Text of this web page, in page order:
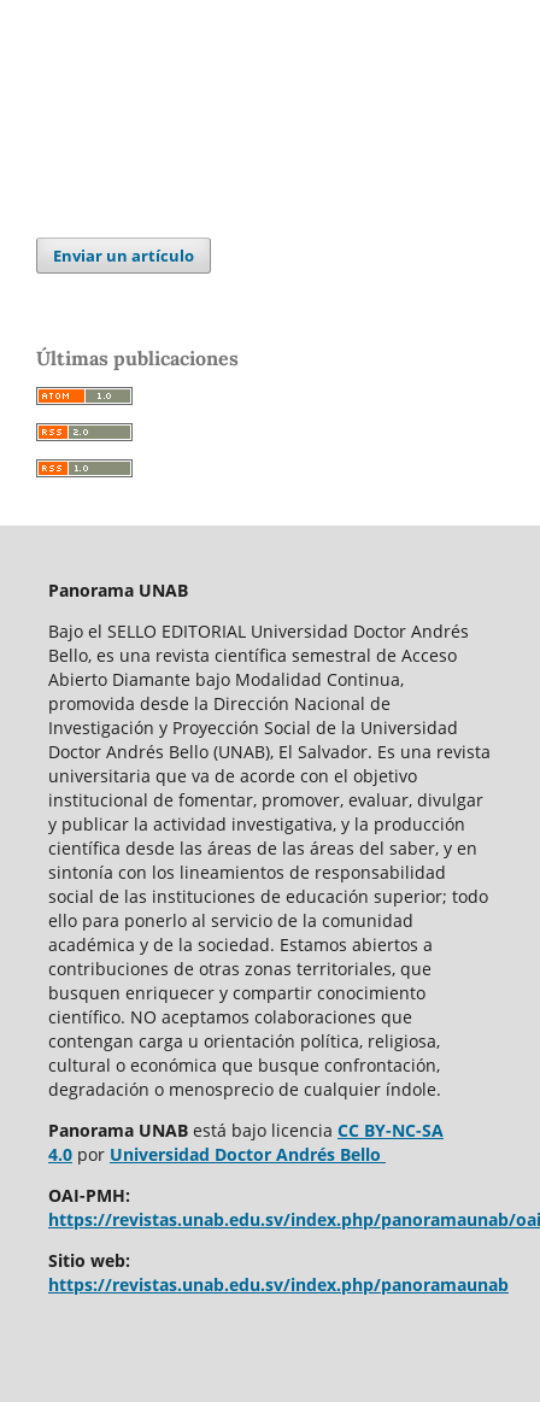
Enviar un artículo
Últimas publicaciones
Panorama UNAB
Bajo el SELLO EDITORIAL Universidad Doctor Andrés
Bello, es una revista científica semestral de Acceso
Abierto Diamante bajo Modalidad Continua,
promovida desde la Dirección Nacional de
Investigación y Proyección Social de la Universidad
Doctor Andrés Bello (UNAB), El Salvador. Es una revista
universitaria que va de acorde con el objetivo
institucional de fomentar, promover, evaluar, divulgar
y publicar la actividad investigativa, y la producción
científica desde las áreas de las áreas del saber, y en
sintonía con los lineamientos de responsabilidad
social de las instituciones de educación superior; todo
ello para ponerlo al servicio de la comunidad
académica y de la sociedad. Estamos abiertos a
contribuciones de otras zonas territoriales, que
busquen enriquecer y compartir conocimiento
científico. NO aceptamos colaboraciones que
contengan carga u orientación política, religiosa,
cultural o económica que busque confrontación,
degradación o menosprecio de cualquier índole.
Panorama UNAB está bajo licencia CC BY-NC-SA
4.0por Universidad Doctor Andrés Bello
OAI-PMH:
https://revistas.unab.edu.sv/index.php/panoramaunab/oai
Sitio web:
https://revistas.unab.edu.sv/index.php/panoramaunab